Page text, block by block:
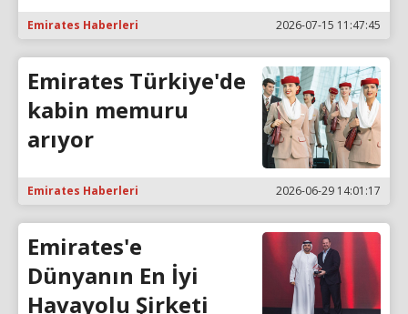
Emirates Haberleri 2026-07-15 11:47:45
Emirates Türkiye'de
kabin memuru
arıyor
Emirates Haberleri 2026-06-29 14:01:17
Emirates'e
Dünyanın En İyi
Havayolu Şirketi